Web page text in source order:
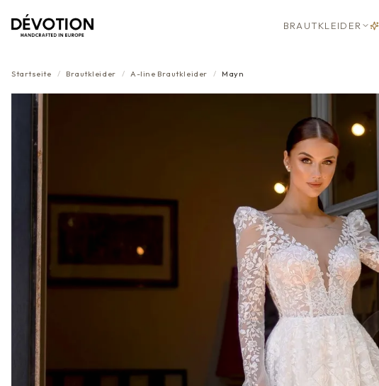
BRAUTKLEIDER
Startseite / Brautkleider / A-line Brautkleider / Mayn